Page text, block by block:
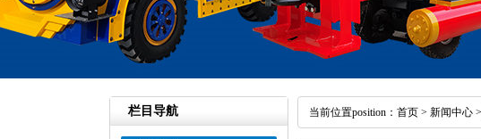
栏目导航 当前位置position： 首页 > 新闻中心 >